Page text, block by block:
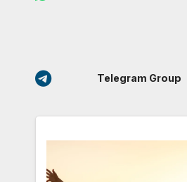
Telegram Group